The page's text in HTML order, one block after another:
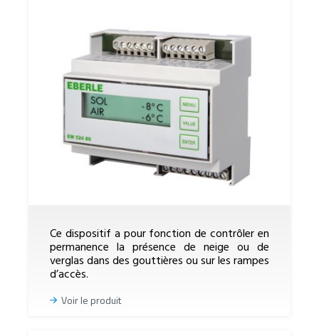
Ce dispositif a pour fonction de contrôler en
permanence la présence de neige ou de
verglas dans des gouttières ou sur les rampes
d’accès.
Voir le produit